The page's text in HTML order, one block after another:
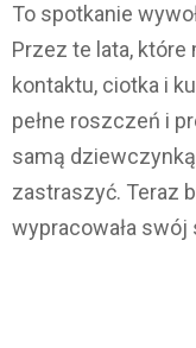
To spotkanie
Przez te lata, które
kontaktu, ciotka i
pełne roszczeń i
samą
zastraszyć. Teraz
wypracowała swój